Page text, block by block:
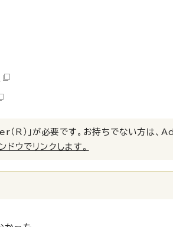
R）」が必要です。お持ちでない方は、
ウでリンクします。